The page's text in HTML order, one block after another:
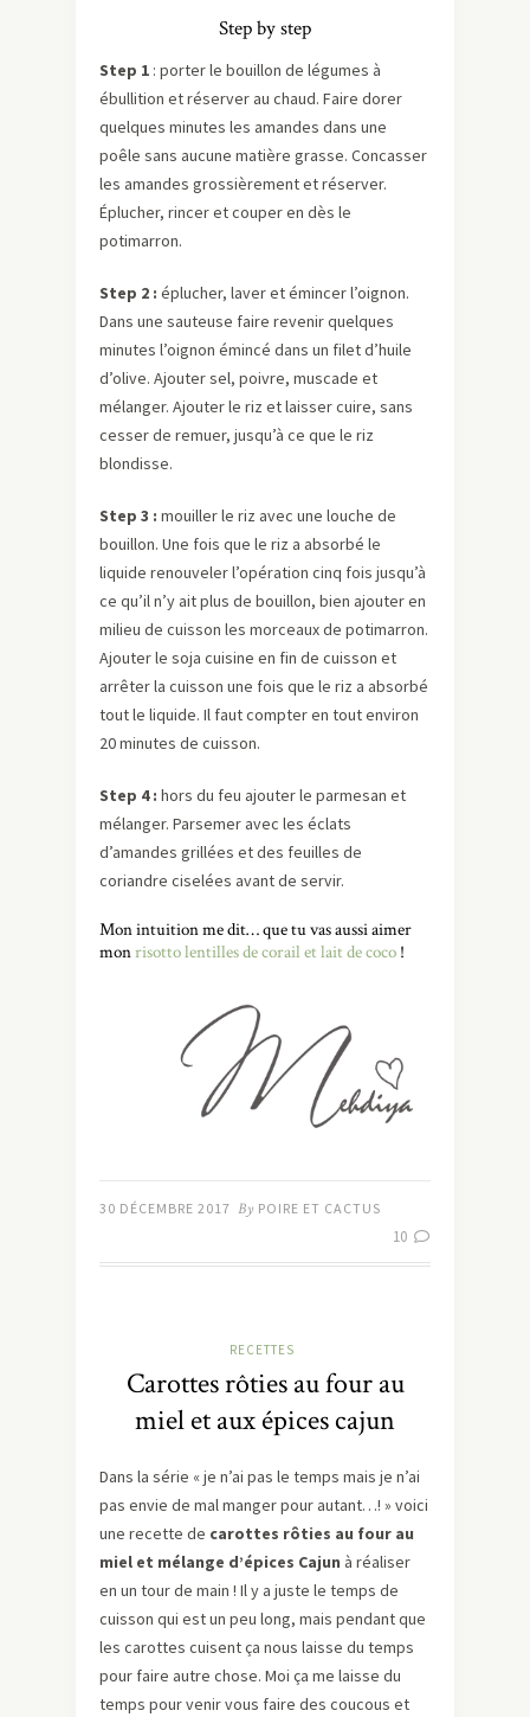
Step by step
Step 1 : porter le bouillon de légumes à
ébullition et réserver au chaud. Faire dorer
quelques minutes les amandes dans une
poêle sans aucune matière grasse. Concasser
les amandes grossièrement et réserver.
Éplucher, rincer et couper en dès le
potimarron.
Step 2 : éplucher, laver et émincer l’oignon.
Dans une sauteuse faire revenir quelques
minutes l’oignon émincé dans un filet d’huile
d’olive. Ajouter sel, poivre, muscade et
mélanger. Ajouter le riz et laisser cuire, sans
cesser de remuer, jusqu’à ce que le riz
blondisse.
Step 3 : mouiller le riz avec une louche de
bouillon. Une fois que le riz a absorbé le
liquide renouveler l’opération cinq fois jusqu’à
ce qu’il n’y ait plus de bouillon, bien ajouter en
milieu de cuisson les morceaux de potimarron.
Ajouter le soja cuisine en fin de cuisson et
arrêter la cuisson une fois que le riz a absorbé
tout le liquide. Il faut compter en tout environ
20 minutes de cuisson.
Step 4 : hors du feu ajouter le parmesan et
mélanger. Parsemer avec les éclats
d’amandes grillées et des feuilles de
coriandre ciselées avant de servir.
Mon intuition me dit… que tu vas aussi aimer
monrisotto lentilles de corail et lait de coco !
30 DÉCEMBRE 2017 By POIRE ET CACTUS
10
RECETTES
Carottes rôties au four au
miel et aux épices cajun
Dans la série « je n’ai pas le temps mais je n’ai
pas envie de mal manger pour autant…! » voici
une recette de carottes rôties au four au
miel et mélange d’épices Cajun à réaliser
en un tour de main ! Il y a juste le temps de
cuisson qui est un peu long, mais pendant que
les carottes cuisent ça nous laisse du temps
pour faire autre chose. Moi ça me laisse du
temps pour venir vous faire des coucous et